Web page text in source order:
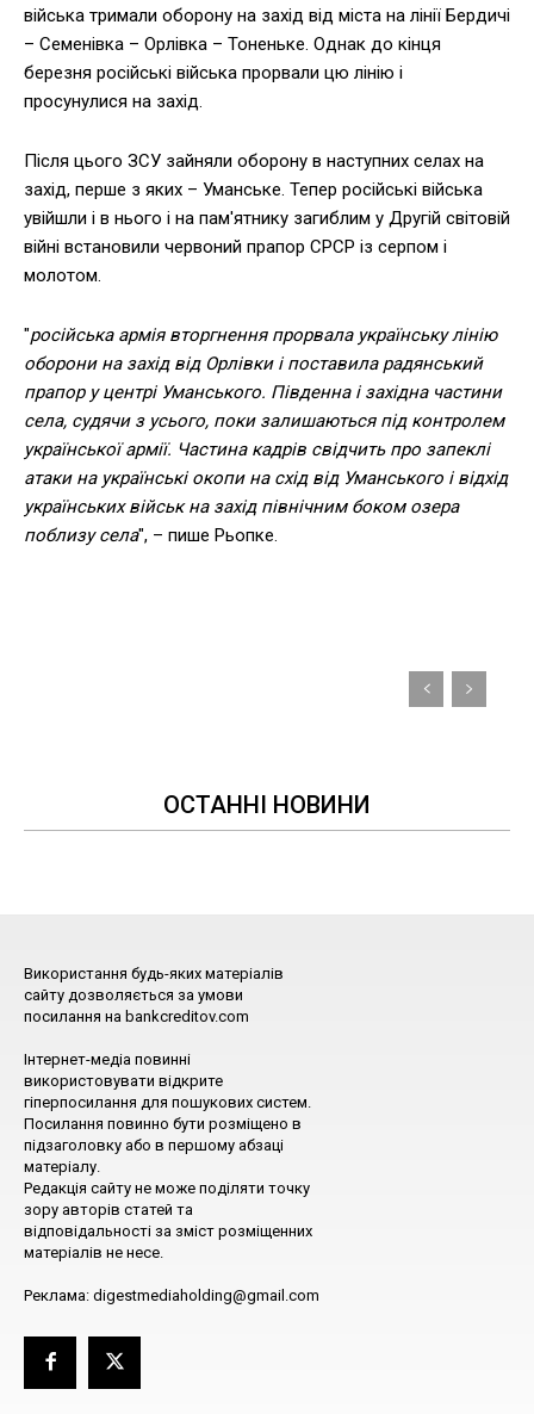
війська тримали оборону на захід від міста на лінії Бердичі
– Семенівка – Орлівка – Тоненьке. Однак до кінця
березня російські війська прорвали цю лінію і
просунулися на захід.
Після цього ЗСУ зайняли оборону в наступних селах на
захід, перше з яких – Уманське. Тепер російські війська
увійшли і в нього і на пам'ятнику загиблим у Другій світовій
війні встановили червоний прапор СРСР із серпом і
молотом.
"російська армія вторгнення прорвала українську лінію
оборони на захід від Орлівки і поставила радянський
прапор у центрі Уманського. Південна і західна частини
села, судячи з усього, поки залишаються під контролем
української армії. Частина кадрів свідчить про запеклі
атаки на українські окопи на схід від Уманського і відхід
українських військ на захід північним боком озера
поблизу села", – пише Рьопке.
ОСТАННІ НОВИНИ
Використання будь-яких матеріалів
сайту дозволяється за умови
посилання на bankcreditov.com
Інтернет-медіа повинні
використовувати відкрите
гіперпосилання для пошукових систем.
Посилання повинно бути розміщено в
підзаголовку або в першому абзаці
матеріалу.
Редакція сайту не може поділяти точку
зору авторів статей та
відповідальності за зміст розміщенних
матеріалів не несе.
Реклама: digestmediaholding@gmail.com